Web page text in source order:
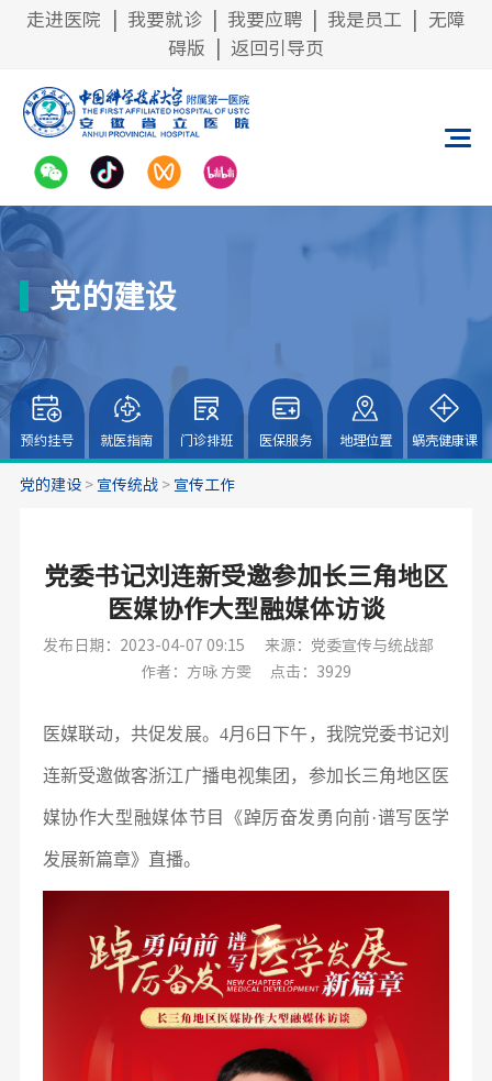
走进医院 我要就诊 我要应聘 我是员工
无障
碍版
返回引导页
党的建设
预约挂号 就医指南 门诊排班 医保服务 地理位置 蜗壳健康课
党的建设> 宣传统战> 宣传工作
党委书记刘连新受邀参加长三角地区
医媒协作大型融媒体访谈
发布日期：2023-04-07 09:15
来源：党委宣传与统战部
作者：方咏 方雯
点击：3929
医媒联动，共促发展。4月6日下午，我院党委书记刘
连新受邀做客浙江广播电视集团，参加长三角地区医
媒协作大型融媒体节目《踔厉奋发勇向前·谱写医学
发展新篇章》直播。